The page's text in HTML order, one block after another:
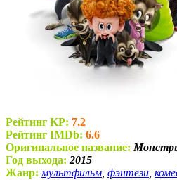
Рейтинг KP: 7.2
Рейтинг IMDb: 6.6
Оригинальное название:
Год выхода: 2015
Жанр: мультфильм фэнтези